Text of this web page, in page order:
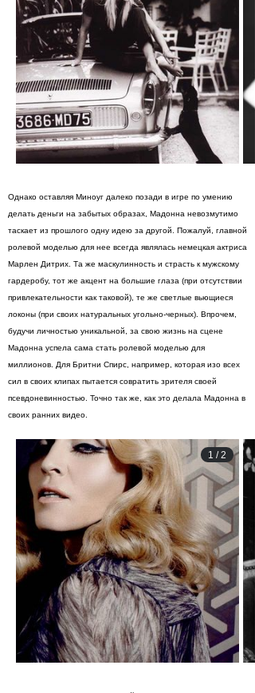
Однако оставляя Миноуг далеко позади в игре по умению
делать деньги на забытых образах, Мадонна невозмутимо
таскает из прошлого одну идею за другой. Пожалуй, главной
ролевой моделью для нее всегда являлась немецкая актриса
Марлен Дитрих. Та же маскулинность и страсть к мужскому
гардеробу, тот же акцент на большие глаза (при отсутствии
привлекательности как таковой), те же светлые вьющиеся
локоны (при своих натуральных угольно-черных). Впрочем,
будучи личностью уникальной, за свою жизнь на сцене
Мадонна успела сама стать ролевой моделью для
миллионов. Для Бритни Спирс, например, которая изо всех
сил в своих клипах пытается совратить зрителя своей
псевдоневинностью. Точно так же, как это делала Мадонна в
своих ранних видео.
1 /2